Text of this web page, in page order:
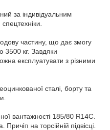
за індивідуальним
частину, що дає змогу
3500 кг. Завдяки
експлуатувати з різними
сталі, борту та
вантажності 185/80 R14С.
на торсійній підвісці.